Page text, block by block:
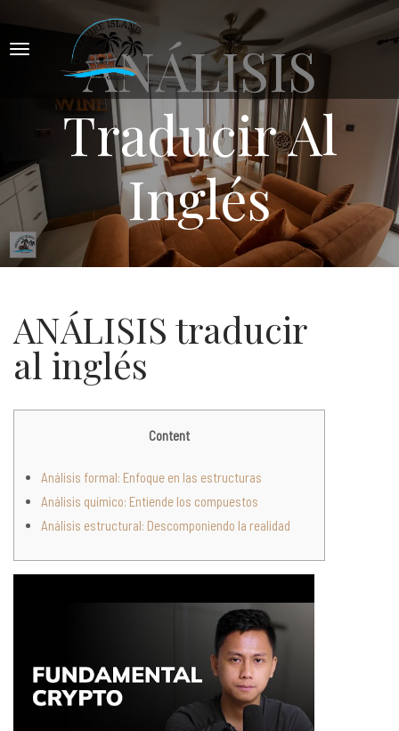
ANÁLISIS
Traducir Al
Inglés
ANÁLISIS traducir
al inglés
Content
Análisis formal: Enfoque en las estructuras
Análisis químico: Entiende los compuestos
Análisis estructural: Descomponiendo la realidad